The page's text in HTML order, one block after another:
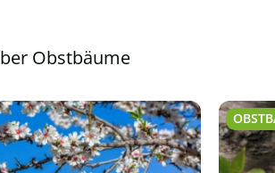
Obstbäume